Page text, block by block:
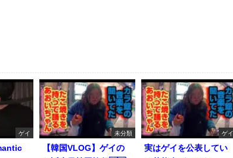
ゲイ 未分類
【韓国VLOG】ゲイの
ゲイ
実はゲイを公表してい